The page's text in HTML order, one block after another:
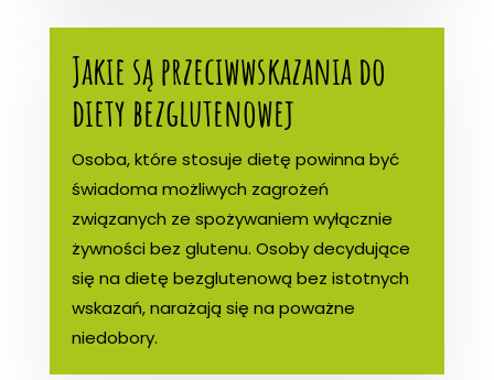
Jakie są przeciwwskazania do
diety bezglutenowej
Osoba, które stosuje dietę powinna być
świadoma możliwych zagrożeń
związanych ze spożywaniem wyłącznie
żywności bez glutenu. Osoby decydujące
się na dietę bezglutenową bez istotnych
wskazań, narażają się na poważne
niedobory.